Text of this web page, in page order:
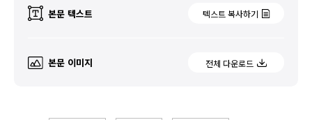
본문 텍스트 텍스트 복사하기
본문 이미지 전체 다운로드